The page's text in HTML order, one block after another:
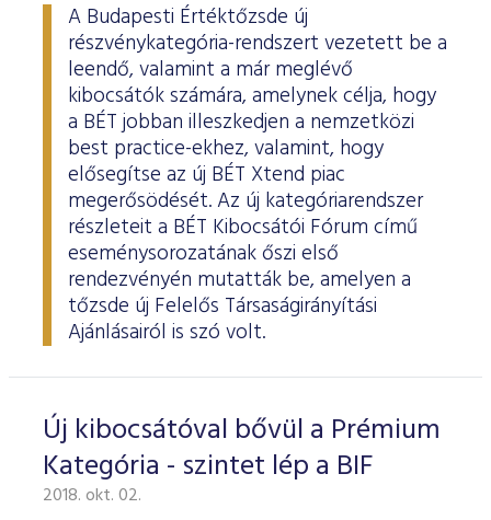
A Budapesti Értéktőzsde új
részvénykategória-rendszert vezetett be a
leendő, valamint a már meglévő
kibocsátók számára, amelynek célja, hogy
a BÉT jobban illeszkedjen a nemzetközi
best practice-ekhez, valamint, hogy
elősegítse az új BÉT Xtend piac
megerősödését. Az új kategóriarendszer
részleteit a BÉT Kibocsátói Fórum című
eseménysorozatának őszi első
rendezvényén mutatták be, amelyen a
tőzsde új Felelős Társaságirányítási
Ajánlásairól is szó volt.
Új kibocsátóval bővül a Prémium
Kategória - szintet lép a BIF
2018. okt. 02.